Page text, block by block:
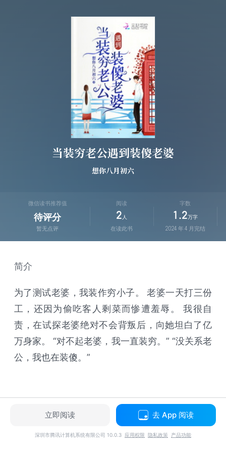
当装穷老公遇到装傻老婆
想你八月初六
微信读书推荐值
待评分
暂无点评
阅读
2 人
在读此书
字数
1.2 万字
2024 年 4 月完结
简介
为了测试老婆，我装作穷小子。 老婆一天打三份
工，还因为偷吃客人剩菜而惨遭羞辱。 我很自
责，在试探老婆绝对不会背叛后，向她坦白了亿
万身家。 “对不起老婆，我一直装穷。” “没关系老
公，我也在装傻。”
立即阅读 去 App 阅读
深圳市腾讯计算机系统有限公司 10.0.3 应用权限 隐私政策 产品功能